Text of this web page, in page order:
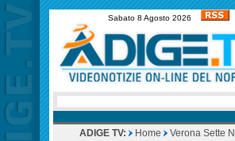
Sabato 8 Agosto 2026
ADIGE TV: Home Verona Sette